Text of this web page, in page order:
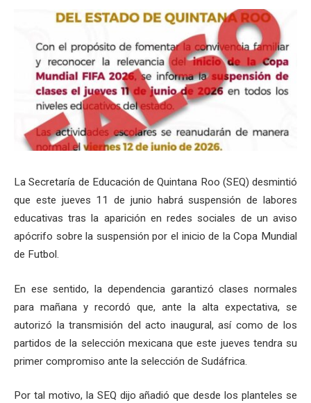
La Secretaría de Educación de Quintana Roo (SEQ) desmintió
que este jueves 11 de junio habrá suspensión de labores
educativas tras la aparición en redes sociales de un aviso
apócrifo sobre la suspensión por el inicio de la Copa Mundial
de Futbol.
En ese sentido, la dependencia garantizó clases normales
para mañana y recordó que, ante la alta expectativa, se
autorizó la transmisión del acto inaugural, así como de los
partidos de la selección mexicana que este jueves tendra su
primer compromiso ante la selección de Sudáfrica.
Por tal motivo, la SEQ dijo añadió que desde los planteles se